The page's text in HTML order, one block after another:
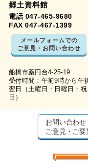
郷土資料館
電話 047-465-9680
FAX 047-467-1399
メールフォームでの
ご意見・お問い合わせ
船橋市薬円台4-25-19
受付時間：午前9時から
翌日（土曜日・日曜日・
日）
お問い合わせ
ご意見・ご要